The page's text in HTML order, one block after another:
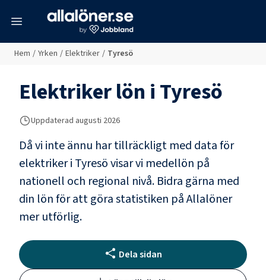
Hem / Yrken / Elektriker / Tyresö
Elektrikerlön iTyresö
Uppdaterad augusti 2026
Då vi inte ännu har tillräckligt med data för
elektrikeri Tyresövisar vi medellön på
nationell och regional nivå. Bidra gärna med
din lön för att göra statistiken på Allalöner
mer utförlig.
Dela sidan